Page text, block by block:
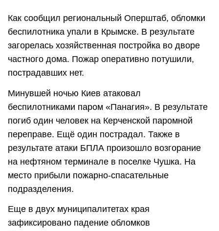
Как сообщил региональный Оперштаб, обломки
беспилотника упали в Крымске. В результате
загорелась хозяйственная постройка во дворе
частного дома. Пожар оперативно потушили,
пострадавших нет.
Минувшей ночью Киев атаковал
беспилотниками паром «Панагия». В результате
погиб один человек на Керченской паромной
переправе. Ещё один пострадал. Также в
результате атаки БПЛА произошло возгорание
на нефтяном терминале в поселке Чушка. На
место прибыли пожарно-спасательные
подразделения.
Еще в двух муниципалитетах края
зафиксировано падение обломков